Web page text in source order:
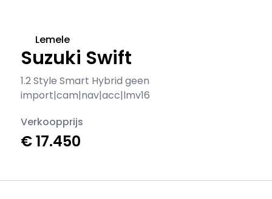
Suzuki Swift
1.2 Style Smart Hybrid geen
import|cam|nav|acc|lmv16
Lemele
Verkoopprijs
€ 17.450